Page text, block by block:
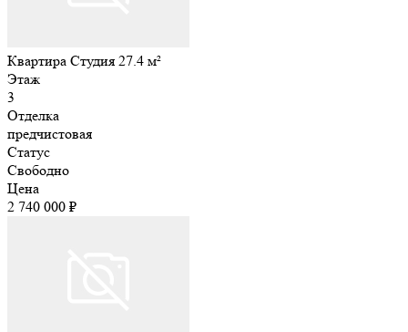
Квартира Студия 27.4 м²
Этаж
3
Отделка
предчистовая
Статус
Свободно
Цена
2 740 000 ₽